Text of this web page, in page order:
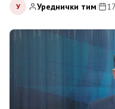
У Уреднички тим|